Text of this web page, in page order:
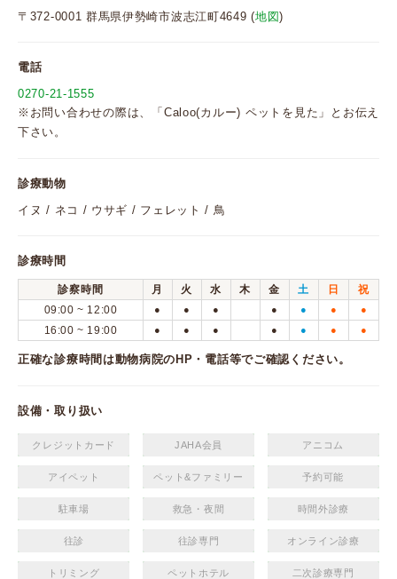
〒372-0001 群馬県伊勢崎市波志江町4649 (地図)
電話
0270-21-1555
※お問い合わせの際は、「Caloo(カルー) ペットを見た」とお伝え
下さい。
診療動物
イヌ / ネコ / ウサギ / フェレット / 鳥
診療時間
診察時間 月 火 水 木 金 土 日
祝
09:00 ~ 12:00
● ● ● ● ● ● ●
16:00 ~ 19:00 ● ● ● ● ● ● ●
正確な診療時間は動物病院のHP・電話等でご確認ください。
設備・取り扱い
クレジットカード JAHA会員 アニコム
アイペット ペット&ファミリー 予約可能
駐車場 救急・夜間 時間外診療
往診 往診専門 オンライン診療
トリミング ペットホテル 二次診療専門